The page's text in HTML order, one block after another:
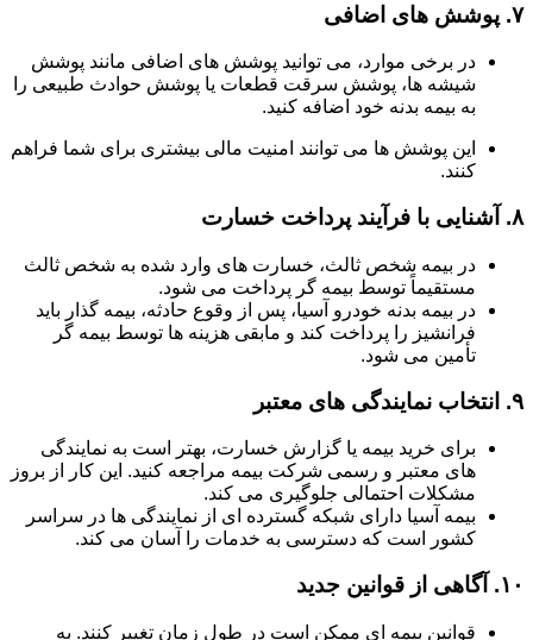
۷. پوشش های اضافی
در برخی موارد، می توانید پوشش های اضافی مانند پوشش
شیشه ها، پوشش سرقت قطعات یا پوشش حوادث طبیعی را
به بیمه بدنه خود اضافه کنید.
این پوشش ها می توانند امنیت مالی بیشتری برای شما فراهم
کنند.
۸. آشنایی با فرآیند پرداخت خسارت
در بیمه شخص ثالث، خسارت های وارد شده به شخص ثالث
مستقیماً توسط بیمه گر پرداخت می شود.
در بیمه بدنه خودرو آسیا، پس از وقوع حادثه، بیمه گذار باید
فرانشیز را پرداخت کند و مابقی هزینه ها توسط بیمه گر
تأمین می شود.
۹. انتخاب نمایندگی های معتبر
برای خرید بیمه یا گزارش خسارت، بهتر است به نمایندگی
های معتبر و رسمی شرکت بیمه مراجعه کنید. این کار از بروز
مشکلات احتمالی جلوگیری می کند.
بیمه آسیا دارای شبکه گسترده ای از نمایندگی ها در سراسر
کشور است که دسترسی به خدمات را آسان می کند.
۱۰. آگاهی از قوانین جدید
قوانین بیمه ای ممکن است در طول زمان تغییر کنند. به